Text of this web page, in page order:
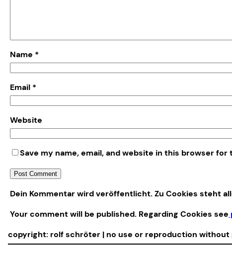
Name *
Email *
Website
Save my name, email, and website in this browser
Alternative:
Dein Kommentar wird veröffentlicht. Zu Cookies steht
Your comment will be published. Regarding Cookies see
copyright: rolf schröter | no use or reproduction without